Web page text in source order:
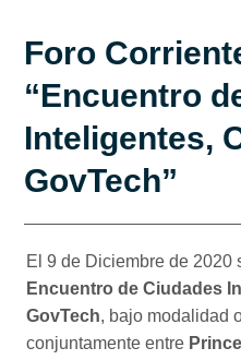
Foro
“Encuentro
Inteligentes,
GovTech”
El 9 de Diciembre de 2020
Encuentro de Ciudades
GovTech, bajo modalidad
conjuntamente entre